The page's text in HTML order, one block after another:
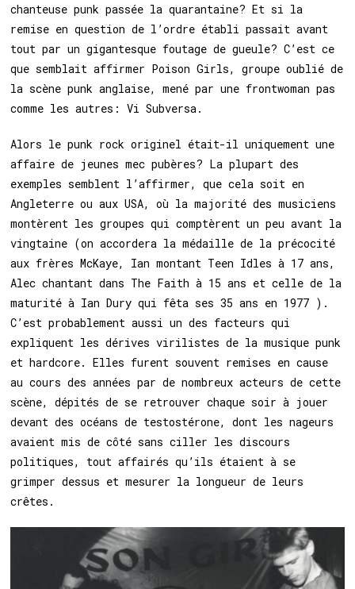
chanteuse punk passée la quarantaine? Et si la
remise en question de l’ordre établi passait avant
tout par un gigantesque foutage de gueule? C’est ce
que semblait affirmer Poison Girls, groupe oublié de
la scène punk anglaise, mené par une frontwoman pas
comme les autres: Vi Subversa.
Alors le punk rock originel était-il uniquement une
affaire de jeunes mec pubères? La plupart des
exemples semblent l’affirmer, que cela soit en
Angleterre ou aux USA, où la majorité des musiciens
montèrent les groupes qui comptèrent un peu avant la
vingtaine (on accordera la médaille de la précocité
aux frères McKaye, Ian montant Teen Idles à 17 ans,
Alec chantant dans The Faith à 15 ans et celle de la
maturité à Ian Dury qui fêta ses 35 ans en 1977 ).
C’est probablement aussi un des facteurs qui
expliquent les dérives virilistes de la musique punk
et hardcore. Elles furent souvent remises en cause
au cours des années par de nombreux acteurs de cette
scène, dépités de se retrouver chaque soir à jouer
devant des océans de testostérone, dont les nageurs
avaient mis de côté sans ciller les discours
politiques, tout affairés qu’ils étaient à se
grimper dessus et mesurer la longueur de leurs
crêtes.